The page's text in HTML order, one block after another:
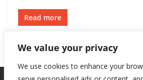
We value your privacy
We use cookies to enhance your
Read more